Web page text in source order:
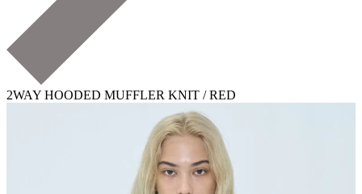
2WAY HOODED MUFFLER KNIT / RED